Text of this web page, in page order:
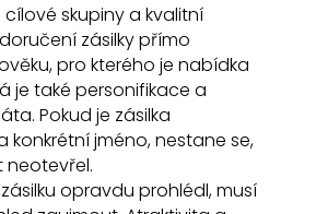
skupiny a kvalitní
zásilky přímo
pro kterého je nabídka
je také personifikace a
Pokud je zásilka
konkrétní jméno, nestane se,
neotevřel.
opravdu prohlédl, musí